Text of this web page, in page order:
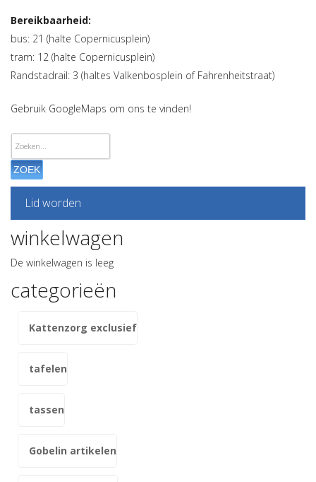
Bereikbaarheid:
bus: 21 (halte Copernicusplein)
tram: 12 (halte Copernicusplein)
Randstadrail: 3 (haltes Valkenbosplein of Fahrenheitstraat)
Gebruik GoogleMaps om ons te vinden!
ZOEK
Lid worden
winkelwagen
De winkelwagen is leeg
categorieën
Kattenzorg exclusief
tafelen
tassen
Gobelin artikelen